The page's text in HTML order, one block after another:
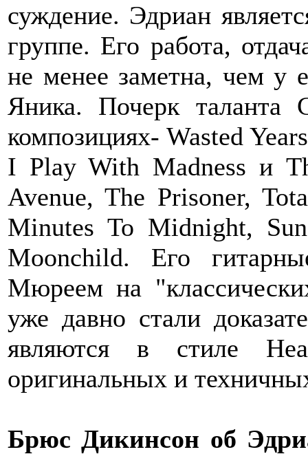
суждение. Эдриан
группе. Его работа,
не менее заметна, чем у
Яника. Почерк
композициях- Wasted
I Play With Madness и
Avenue, The Prisoner,
Minutes To Midnight,
Moonchild. Его
Мюреем на
уже давно стали
являются в стиле
оригинальных и
Брюс Дикинсон об